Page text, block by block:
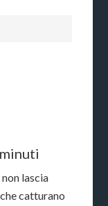
non lascia
catturano